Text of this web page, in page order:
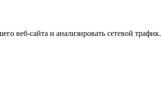
веб-сайта и анализировать сетевой трафик.